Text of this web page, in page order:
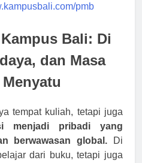
pmb
Bali: Di
dan Masa
tempat kuliah, tetapi juga
menjadi pribadi yang
berwawasan global. Di
dari buku, tetapi juga